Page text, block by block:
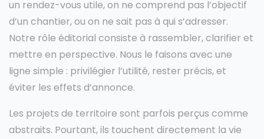
un rendez-vous utile, on ne comprend pas l’objectif
d’un chantier, ou on ne sait pas à qui s’adresser.
Notre rôle éditorial consiste à rassembler, clarifier et
mettre en perspective. Nous le faisons avec une
ligne simple : privilégier l’utilité, rester précis, et
éviter les effets d’annonce.
Les projets de territoire sont parfois perçus comme
abstraits. Pourtant, ils touchent directement la vie